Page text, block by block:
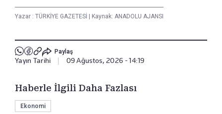
Yazar : TÜRKİYE GAZETESİ | Kaynak: ANADOLU AJANSI
Paylaş
Yayın Tarihi 09 Ağustos, 2026 - 14:19
Haberle İlgili Daha Fazlası
Ekonomi